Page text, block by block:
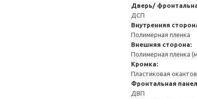
Дверь/
ДСП
Внутренняя
Полимерная пленка
Внешняя сторона:
Полимерная пленка
Кромка:
Пластиковая
Фронтальная
ДВП